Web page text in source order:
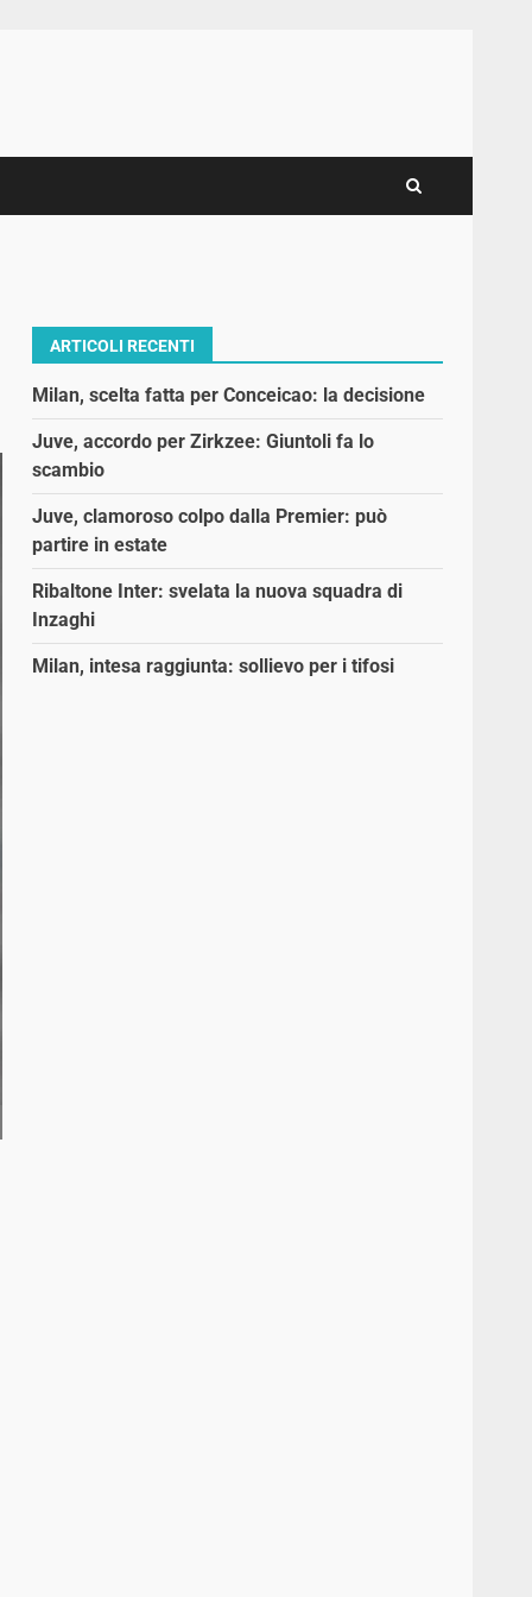
ARTICOLI RECENTI
Milan, scelta fatta per Conceicao: la decisione
Juve, accordo per Zirkzee: Giuntoli fa lo
scambio
Juve, clamoroso colpo dalla Premier: può
partire in estate
Ribaltone Inter: svelata la nuova squadra di
Inzaghi
Milan, intesa raggiunta: sollievo per i tifosi